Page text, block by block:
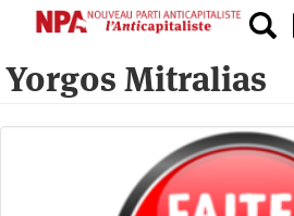
principal
Yorgos Mitralias